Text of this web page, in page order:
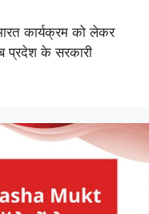
कार्यक्रम को लेकर
प्रदेश के सरकारी